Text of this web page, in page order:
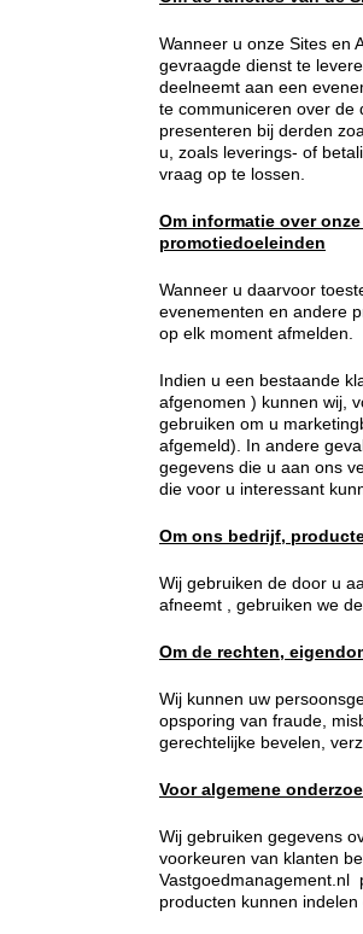
Wanneer u onze Sites en
gevraagde dienst te
deelneemt aan een
te communiceren over de
presenteren bij derden
u, zoals leverings- of
vraag op te lossen.
Om informatie over
promotiedoeleinden
Wanneer u daarvoor
evenementen en andere
op elk moment afmelden.
Indien u een bestaande
afgenomen ) kunnen wij,
gebruiken om u
afgemeld). In andere
gegevens die u aan ons
die voor u interessant
Om ons bedrijf,
Wij gebruiken de door u
afneemt , gebruiken we
Om de rechten,
Wij kunnen uw
opsporing van fraude,
gerechtelijke bevelen,
Voor algemene
Wij gebruiken gegevens
voorkeuren van klanten
Vastgoedmanagement.nl
producten kunnen indelen